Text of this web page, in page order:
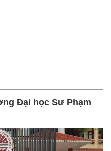
Đại học Sư Phạm